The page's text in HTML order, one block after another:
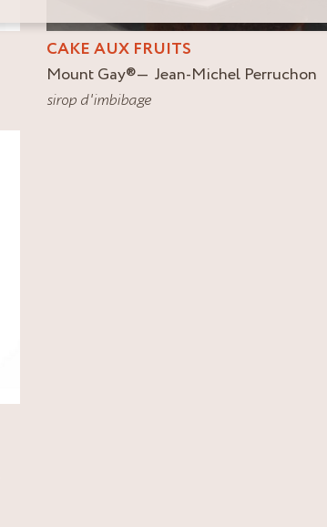
CAKE AUX FRUITS
Mount Gay®
Jean-Michel Perruchon
sirop d'imbibage